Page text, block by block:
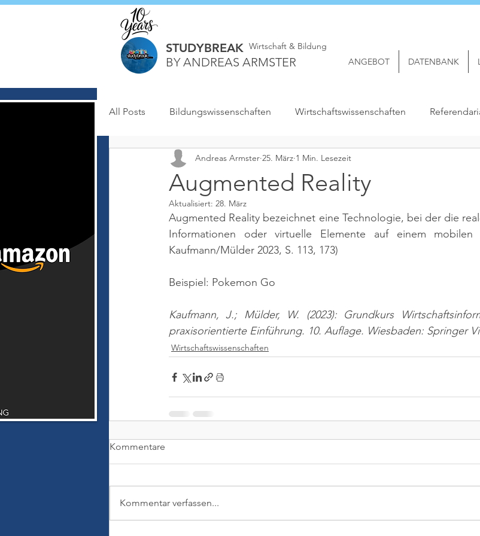
STUDYBREAK
BY ANDREAS ARMSTER
Wirtschaft & Bildung
ANGEBOT DATENBANK
All Posts Bildungswissenschaften Wirtschaftswissenschaften
Augmented Reality
Andreas Armster 25. März 1 Min. Lesezeit
Aktualisiert: 28. März
Augmented Reality bezeichnet eine Technologie, bei der die
Informationen oder virtuelle Elemente auf einem
Kaufmann/Mülder 2023, S. 113, 173)
Beispiel: Pokemon Go
Kaufmann, J.; Mülder, W. (2023): Grundkurs
praxisorientierte Einführung. 10. Auflage. Wiesbaden: Springer
Wirtschaftswissenschaften
Kommentare
Kommentar verfassen...